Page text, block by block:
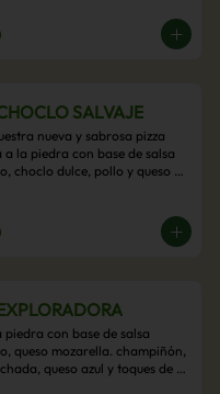
SALVAJE
nueva y sabrosa pizza
a la piedra con base de salsa
choclo dulce, pollo y queso
piedra con base de salsa
queso mozarella. champiñón,
queso azul y toques de